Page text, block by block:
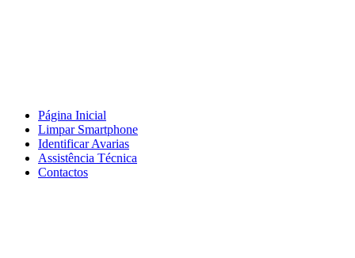
Página Inicial
Limpar Smartphone
Identificar Avarias
Assistência Técnica
Contactos